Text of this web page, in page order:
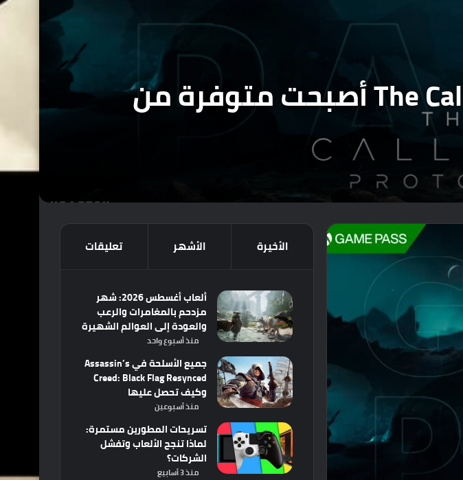
رسمياً : لعبة الرعب The Callisto Protocol أصبحت متوفرة من
الأخيرة الأشهر تعليقات
ألعاب أغسطس 2026: شهر
مزدحم بالمغامرات والرعب
والعودة إلى العوالم الشهيرة
منذ أسبوع واحد
جميع الأسلحة في Assassin’s
Creed: Black Flag Resynced
وكيف تحصل عليها
منذ أسبوعين
تسريحات المطورين مستمرة:
لماذا تنجح الألعاب وتفشل
الشركات؟
منذ 3 أسابيع